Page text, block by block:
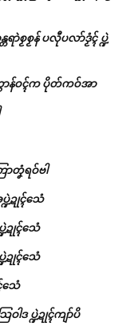
ရာဲစၟစၟန် ပလီုပလာ်ဒၟံၚ် ပ္ဍဲ
ကွာန်ဝၚ်က ပိုတ်ကဝ်အာ
တၞံရဝ်ဗါ
ဍဲဍုၚ်သေံ
ဍုၚ်သေံ
ဍုၚ်သေံ
သေံ
ါဒ ပ္ဍဲဍုၚ်ကျာ်ပိ